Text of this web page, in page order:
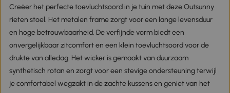
Creëer het perfecte toevluchtsoord in je tuin met deze Outsunny
rieten stoel. Het metalen frame zorgt voor een lange levensduur
en hoge betrouwbaarheid. De verfijnde vorm biedt een
onvergelijkbaar zitcomfort en een klein toevluchtsoord voor de
drukte van alledag. Het wicker is gemaakt van duurzaam
synthetisch rotan en zorgt voor een stevige ondersteuning terwijl
je comfortabel wegzakt in de zachte kussens en geniet van het